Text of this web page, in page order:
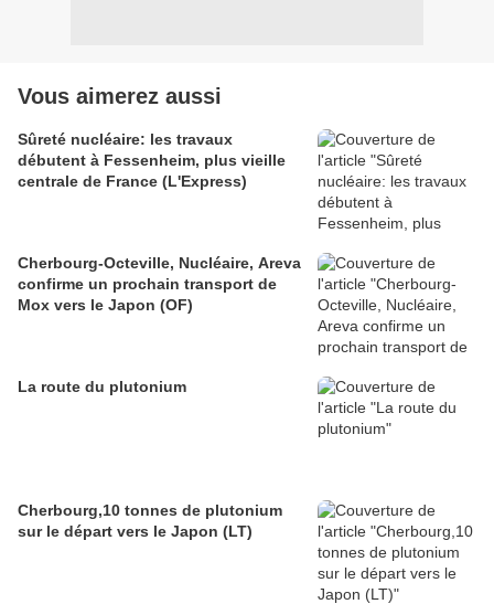
Vous aimerez aussi
Sûreté nucléaire: les travaux
débutent à Fessenheim, plus vieille
centrale de France (L'Express)
Cherbourg-Octeville, Nucléaire, Areva
confirme un prochain transport de
Mox vers le Japon (OF)
La route du plutonium
Cherbourg,10 tonnes de plutonium
sur le départ vers le Japon (LT)